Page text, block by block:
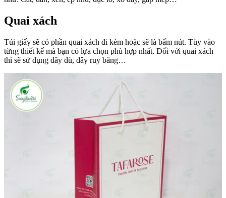
Quai xách
Túi giấy sẽ có phần quai xách đi kèm hoặc sẽ là bấm nút. Tùy vào
từng thiết kế mà bạn có lựa chọn phù hợp nhất. Đối với quai xách
thì sẽ sử dụng dây dù, dây ruy băng…